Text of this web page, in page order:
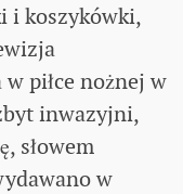
i koszykówki,
piłce nożnej w
inwazyjni,
słowem
w